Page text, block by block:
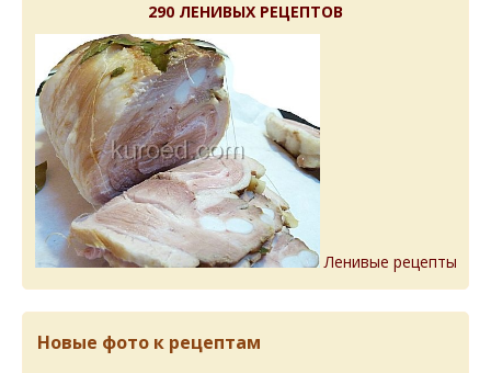
290 ЛЕНИВЫХ РЕЦЕПТОВ
Ленивые рецепты
Новые фото к рецептам